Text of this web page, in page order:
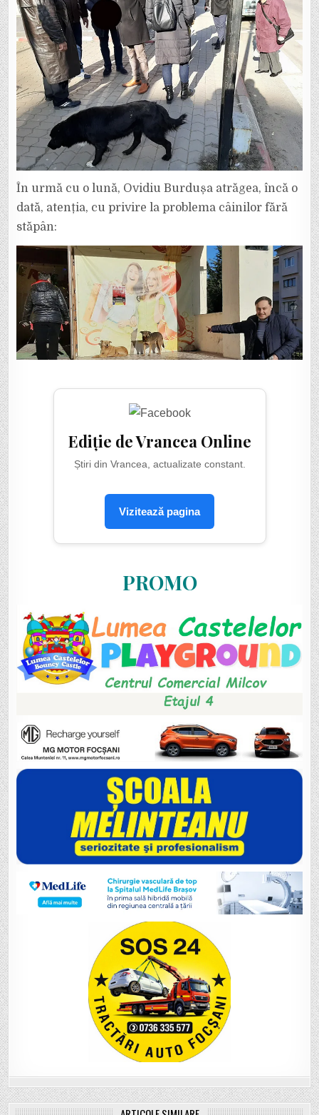
În urmă cu o lună, Ovidiu Burdușa atrăgea, încă o
dată, atenția, cu privire la problema câinilor fără
stăpân:
Ediție de Vrancea Online
Știri din Vrancea, actualizate constant.
Vizitează pagina
PROMO